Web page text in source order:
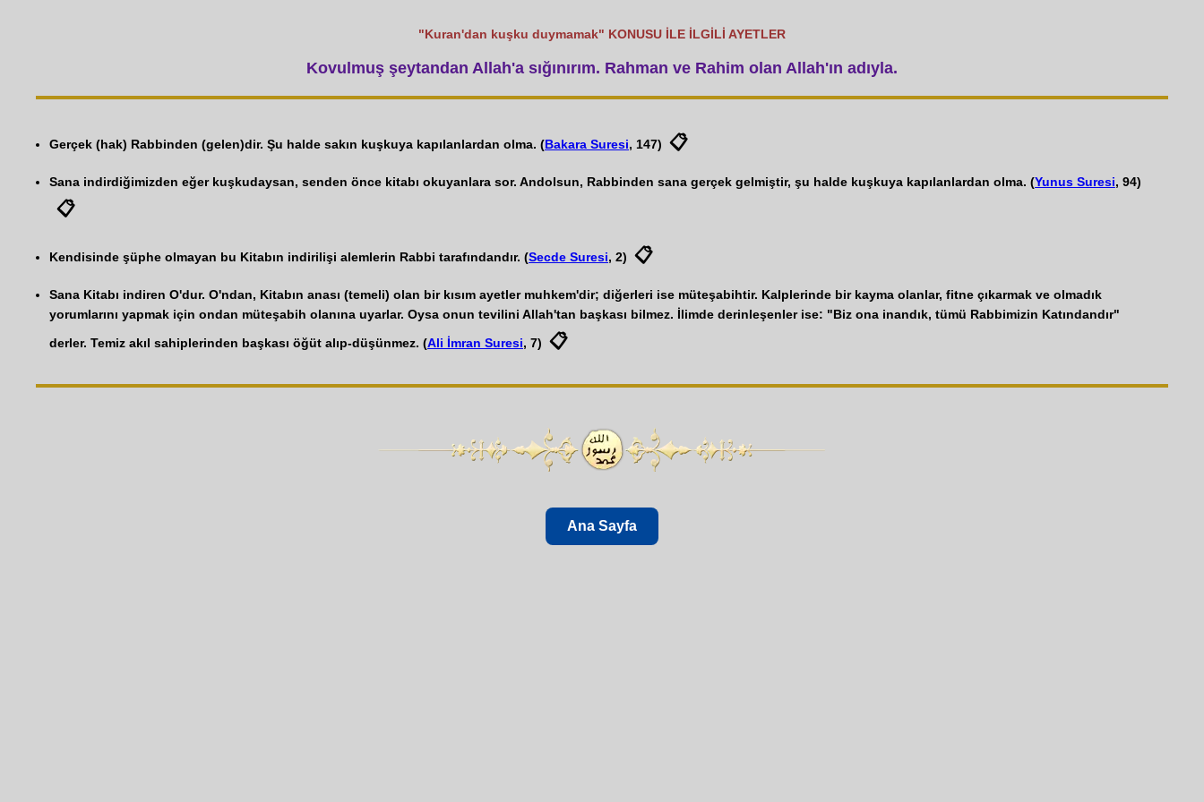
"Kuran'dan kuşku duymamak" KONUSU İLE İLGİLİ AYETLER
Kovulmuş şeytandan Allah'a sığınırım. Rahman ve Rahim olan Allah'ın adıyla.
Gerçek (hak) Rabbinden (gelen)dir. Şu halde sakın kuşkuya kapılanlardan olma. (Bakara Suresi, 147) 📋
Sana indirdiğimizden eğer kuşkudaysan, senden önce kitabı okuyanlara sor. Andolsun, Rabbinden sana gerçek gelmiştir, şu halde kuşkuya kapılanlardan olma. (Yunus Suresi, 94)
📋
Kendisinde şüphe olmayan bu Kitabın indirilişi alemlerin Rabbi tarafındandır. (Secde Suresi, 2) 📋
Sana Kitabı indiren O'dur. O'ndan, Kitabın anası (temeli) olan bir kısım ayetler muhkem'dir; diğerleri ise müteşabihtir. Kalplerinde bir kayma olanlar, fitne çıkarmak ve olmadık
yorumlarını yapmak için ondan müteşabih olanına uyarlar. Oysa onun tevilini Allah'tan başkası bilmez. İlimde derinleşenler ise: "Biz ona inandık, tümü Rabbimizin Katındandır"
derler. Temiz akıl sahiplerinden başkası öğüt alıp-düşünmez. (Ali İmran Suresi, 7) 📋
Ana Sayfa